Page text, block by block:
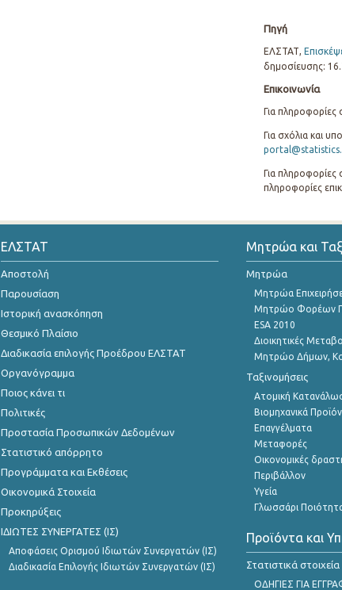
Πηγή
ΕΛΣΤΑΤ,
δημοσίευσης:
Επικοινωνία
Για πληροφορίες
Για σχόλια και
Για πληροφορίες
πληροφορίες
ΕΛΣΤΑΤ
Αποστολή
Παρουσίαση
Ιστορική ανασκόπηση
Θεσμικό Πλαίσιο
Διαδικασία επιλογής Προέδρου ΕΛΣΤΑΤ
Οργανόγραμμα
Ποιος κάνει τι
Πολιτικές
Προστασία Προσωπικών Δεδομένων
Στατιστικό απόρρητο
Προγράμματα και Εκθέσεις
Οικονομικά Στοιχεία
Προκηρύξεις
ΙΔΙΩΤΕΣ ΣΥΝΕΡΓΑΤΕΣ (ΙΣ)
Αποφάσεις Ορισμού Ιδιωτών Συνεργατών (ΙΣ)
Διαδικασία Επιλογής Ιδιωτών Συνεργατών (ΙΣ)
Μητρώα και
Μητρώα
Μητρώα
Μητρώο Φορέων
ESA 2010
Διοικητικές
Μητρώο Δήμων,
Ταξινομήσεις
Ατομική
Βιομηχανικά
Επαγγέλματα
Μεταφορές
Οικονομικές
Περιβάλλον
Υγεία
Γλωσσάρι
Προϊόντα και
Στατιστικά στοιχεία
ΟΔΗΓΙΕΣ ΓΙΑ